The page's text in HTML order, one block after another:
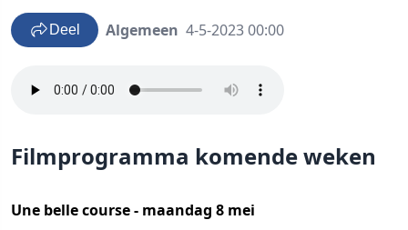
Deel Algemeen 4-5-2023 00:00
Filmprogramma komende weken
Une belle course - maandag 8 mei